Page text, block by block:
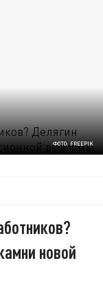
ФОТО: FREEPIK
новой